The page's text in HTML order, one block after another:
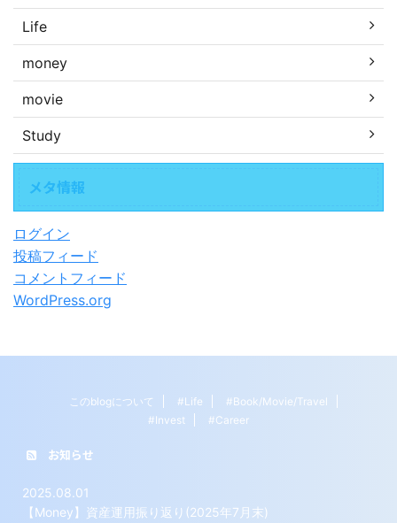
Life
money
movie
Study
メタ情報
ログイン
投稿フィード
コメントフィード
WordPress.org
このblogについて #Life
#Book/Movie/Travel
#Invest
#Career
お知らせ
2025.08.01
【Money】資産運用振り返り(2025年7月末)